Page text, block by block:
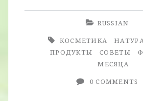
RUSSIAN
КОСМЕТИКА
ПРОДУКТЫ
СОВЕТЫ
МЕСЯЦА
0 COMMENTS